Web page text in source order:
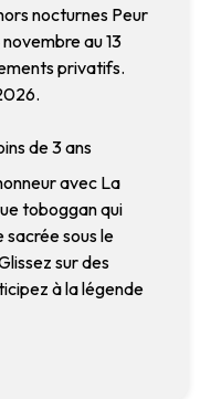
nocturnes Peur
au 13
privatifs.
de 3 ans
avec La
toboggan qui
sacrée sous le
sur des
à la légende